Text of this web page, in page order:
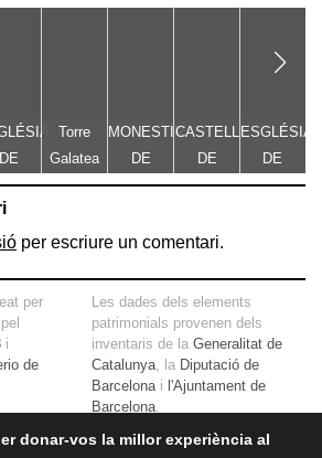
DE
Torre
Galatea
MONESTIR
DE
SANTA
DE
CASTELL
DE
VALLMOLL
ESGLÉSIA
DE
SANTA
per escriure un comentari.
per
i
de
sobre
Les dades dels elements
patrimonials provenen dels
inventaris de la Generalitat de
Catalunya , la Diputació de
Barcelona i l'Ajuntament de
Barcelona
El mapa base ha estat realitzat
donar-vos la millor experiència al